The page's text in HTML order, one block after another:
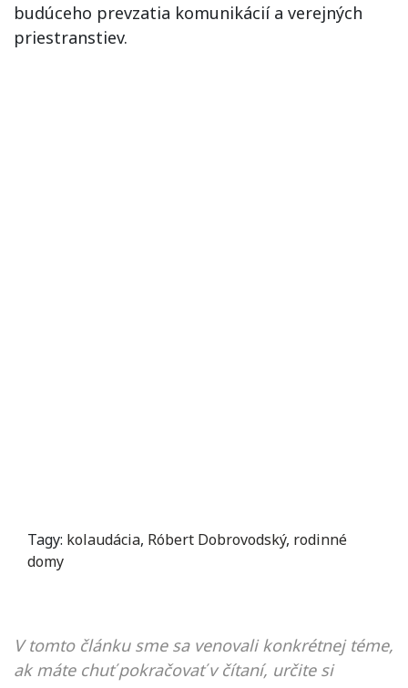
budúceho prevzatia komunikácií a verejných
priestranstiev.
Tagy: kolaudácia, Róbert Dobrovodský, rodinné
domy
V tomto článku sme sa venovali konkrétnej téme,
ak máte chuť pokračovať v čítaní, určite si